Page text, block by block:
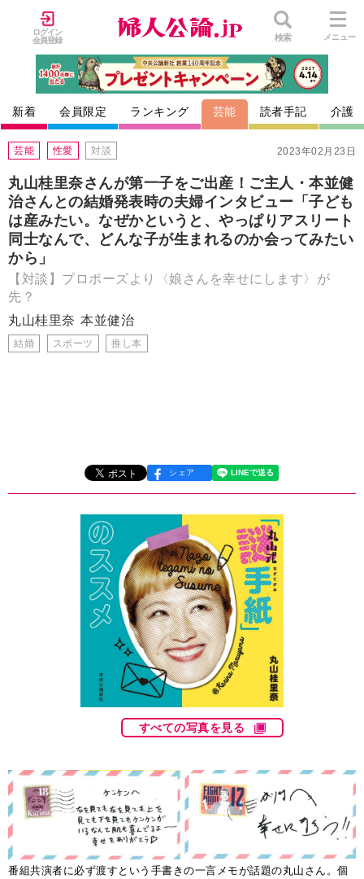
ログイン
会員登録
検索 メニュー
新着 会員限定 ランキング 芸能 読者手記 介護
2023年02月23日
芸能 性愛 対談
丸山桂里奈さんが第一子をご出産！ご主人・本並健
治さんとの結婚発表時の夫婦インタビュー「子ども
は産みたい。なぜかというと、やっぱりアスリート
同士なんで、どんな子が生まれるのか会ってみたい
から」
【対談】プロポーズより〈娘さんを幸せにします〉が
先？
丸山桂里奈 本並健治
結婚 スポーツ 推し本
シェア
すべての写真を見る
番組共演者に必ず渡すという手書きの一言メモが話題の丸山さん。個